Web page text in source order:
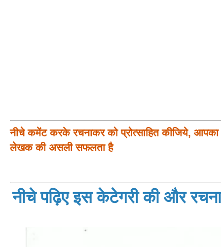
नीचे कमेंट करके रचनाकर को प्रोत्साहित कीजिये, आपका
लेखक की असली सफलता है
नीचे पढ़िए इस केटेगरी की और